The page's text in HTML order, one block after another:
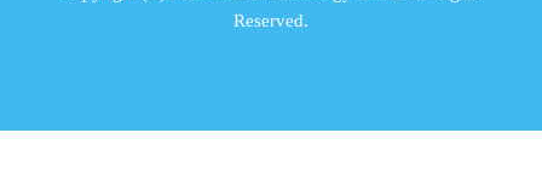
Reserved.